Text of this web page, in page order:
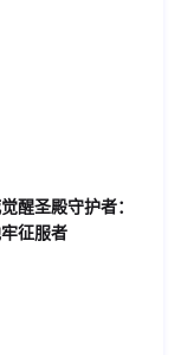
醒圣殿守护者：
征服者